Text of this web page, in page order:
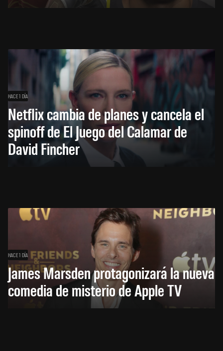
HACE 1 DÍA
Netflix cambia de planes y cancela el
spinoff de El Juego del Calamar de
David Fincher
HACE 1 DÍA
James Marsden protagonizará la nueva
comedia de misterio de Apple TV